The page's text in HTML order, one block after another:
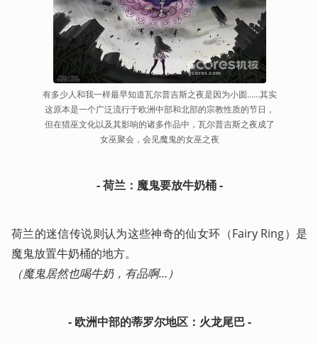
有多少人和我一样最早知道瓦尔普吉斯之夜是因为小圆……其实
这原本是一个广泛流行于欧洲中部和北部的宗教性质的节日，
但在猎巫文化以及其影响的诸多作品中，瓦尔普吉斯之夜成了
女巫聚会，会见魔鬼的女巫之夜
- 荷兰：魔鬼要放牛奶桶 -
荷兰的迷信传说则认为这些神奇的仙女环（Fairy Ring）是
（魔鬼居然也喝牛奶，有品啊…）
- 欧洲中部的蒂罗尔地区：火龙尾巴 -